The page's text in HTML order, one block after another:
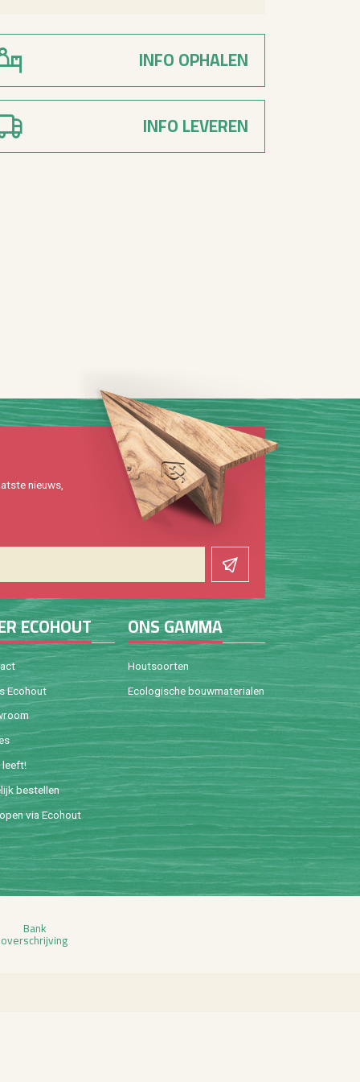
INFO OPHALEN
INFO LEVEREN
nieuws,
ECO­HOUT
Eco­hout
leeft!
be­stel­len
via Eco­hout
ONS GAMMA
Hout­soor­ten
Eco­lo­gi­sche bouw­ma­te­ri­a­len
Bank
over­schrij­ving